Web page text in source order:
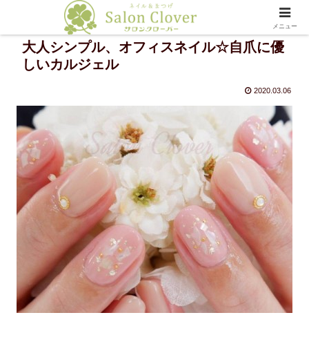
大人シンプル、オフィスネイル☆自爪に優
しいカルジェル
2020.03.06
メニュー